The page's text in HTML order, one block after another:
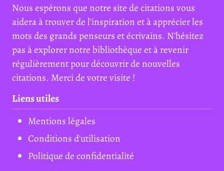
Nous espérons que notre site de citations vous
aidera à trouver de l'inspiration et à apprécier les
mots des grands penseurs et écrivains. N'hésitez
pas à explorer notre bibliothèque et à revenir
régulièrement pour découvrir de nouvelles
citations. Merci de votre visite !
Liens utiles
Mentions légales
Conditions d'utilisation
Politique de confidentialité